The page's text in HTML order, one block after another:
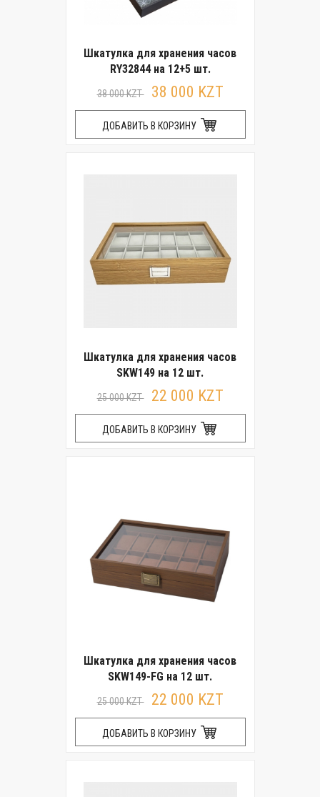
Шкатулка для хранения часов
RY32844 на 12+5 шт.
38 000 KZT 38 000 KZT
ДОБАВИТЬ В КОРЗИНУ
Шкатулка для хранения часов
SKW149 на 12 шт.
25 000 KZT 22 000 KZT
ДОБАВИТЬ В КОРЗИНУ
Шкатулка для хранения часов
SKW149-FG на 12 шт.
25 000 KZT 22 000 KZT
ДОБАВИТЬ В КОРЗИНУ